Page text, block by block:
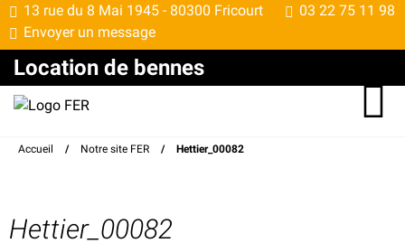
13 rue du 8 Mai 1945 - 80300 Fricourt
03 22 75 11 98
Envoyer un message
Location de bennes
Accueil / Notre site FER / Hettier_00082
Hettier_00082